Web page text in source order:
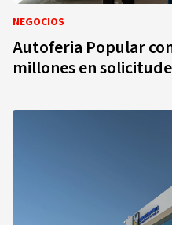
NEGOCIOS
Autoferia Popular
millones en